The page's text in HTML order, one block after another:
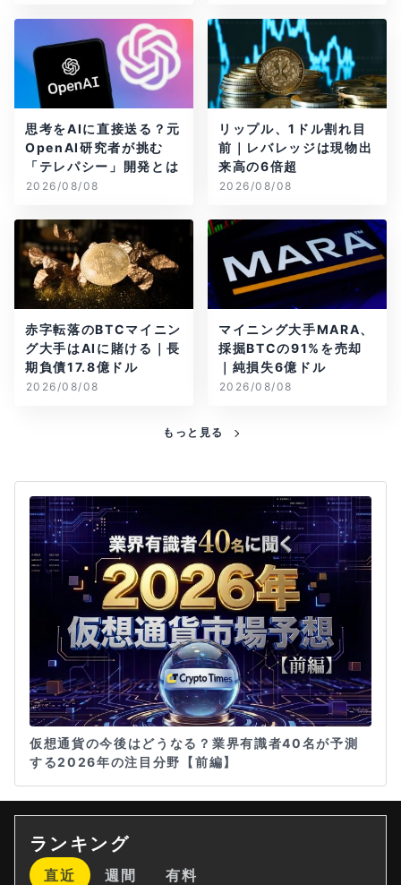
思考をAIに直接送る？元
OpenAI研究者が挑む
「テレパシー」開発とは
2026/08/08
リップル、1ドル割れ目
前｜レバレッジは現物出
来高の6倍超
2026/08/08
赤字転落のBTCマイニン
グ大手はAIに賭ける｜長
期負債17.8億ドル
2026/08/08
マイニング大手MARA、
採掘BTCの91%を売却
｜純損失6億ドル
2026/08/08
もっと見る
仮想通貨の今後はどうなる？業界有識者40名が予測
する2026年の注目分野【前編】
ランキング
直近 週間 有料